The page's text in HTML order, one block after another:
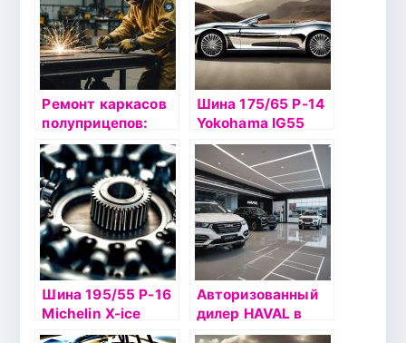
Ремонт каркасов
полуприцепов:
особенности,
этапы и важные
моменты
Шина 175/65 Р-14
Yokohama IG55
86Т б/к шип
Шина 195/55 Р-16
Michelin X-ice
North 2 91T б/к
Авторизованный
дилер HAVAL в
Альметьевске: